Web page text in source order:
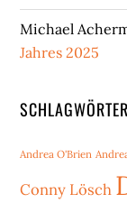
Michael
Jahres 2025
SCHLAGWÖRTER
Andrea O'Brien
Conny Lösch